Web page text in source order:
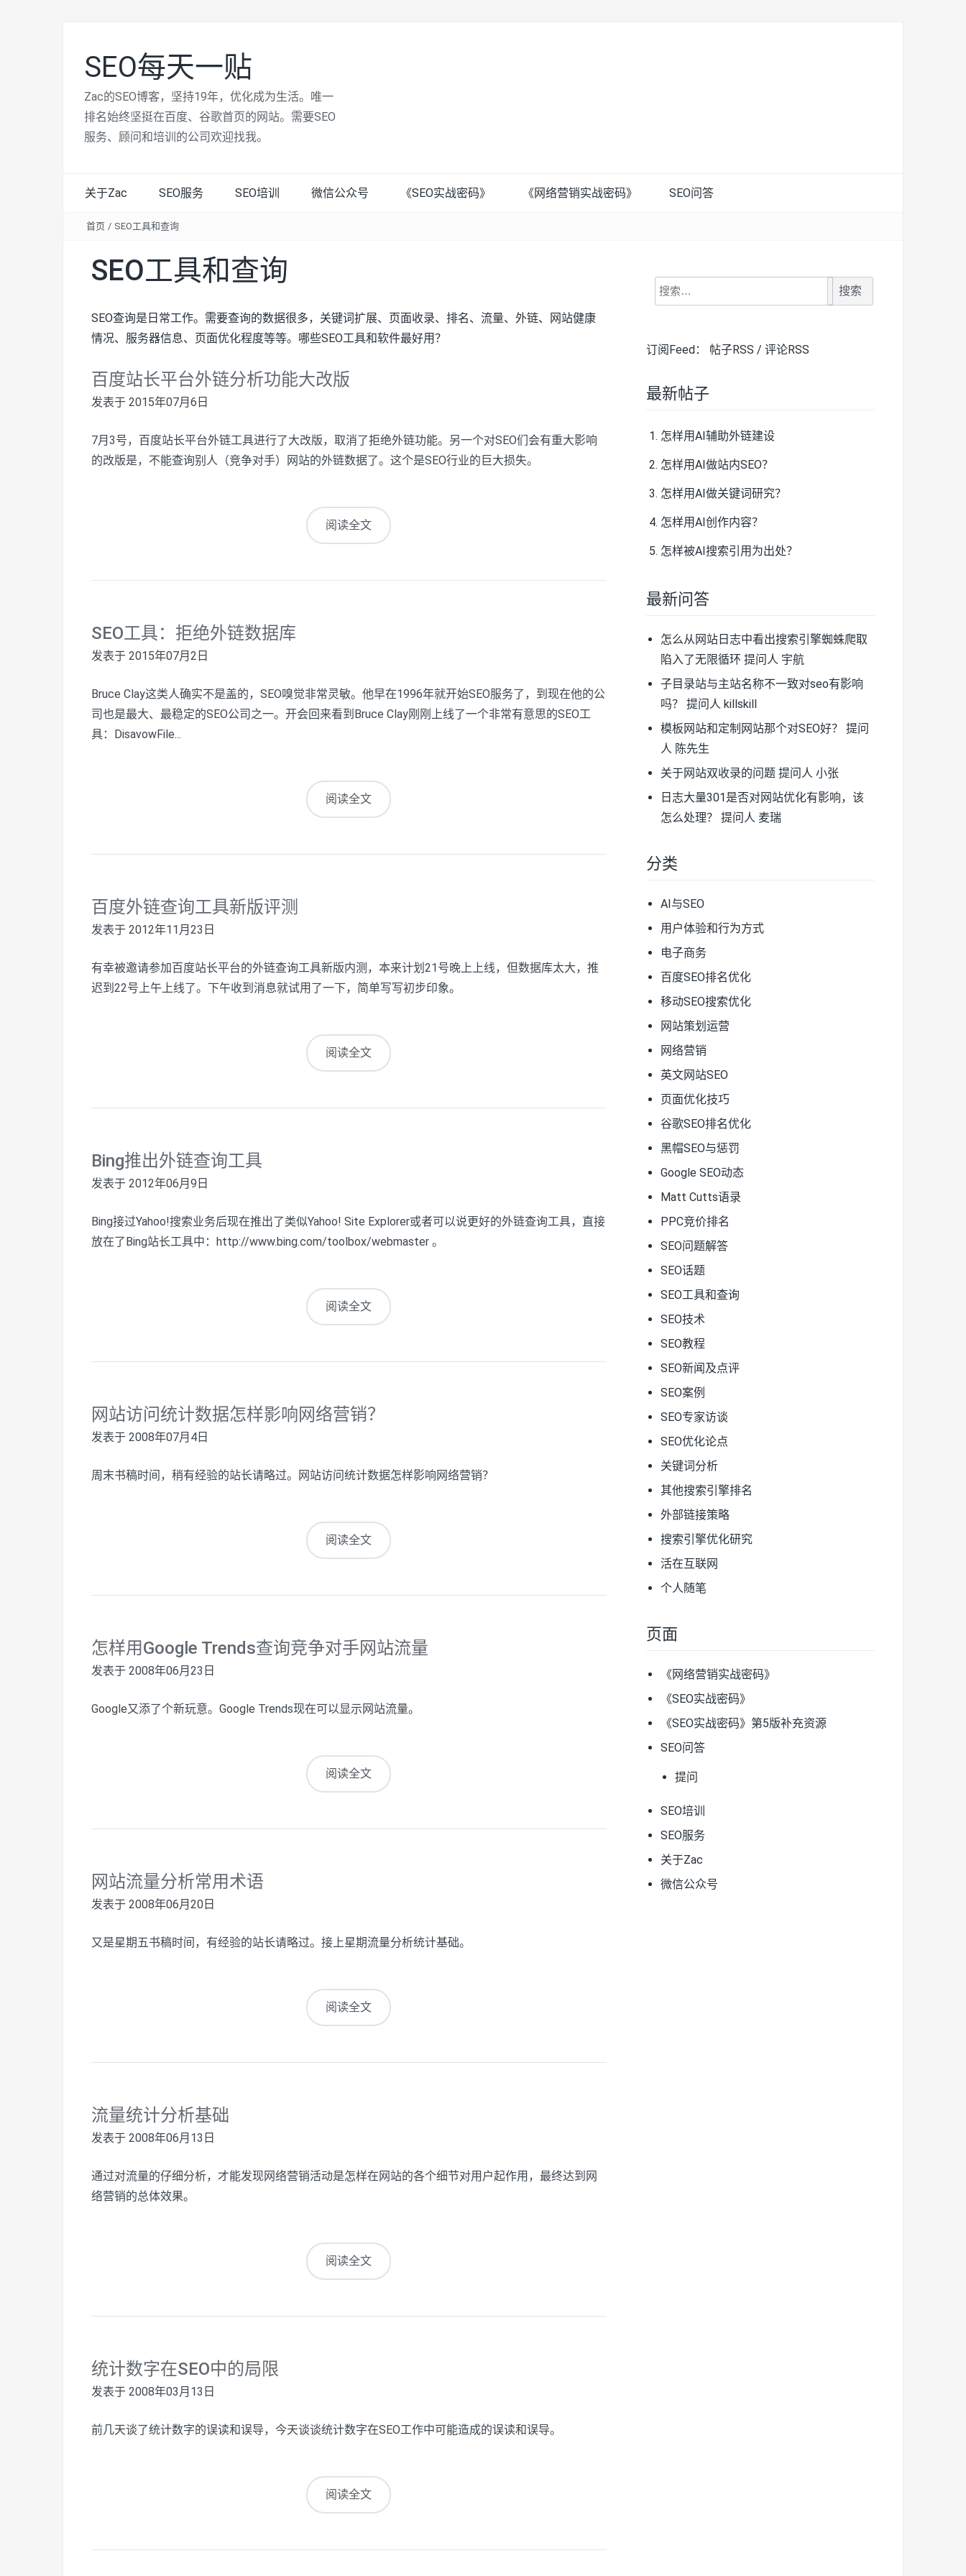
SEO每天一贴
Zac的SEO博客，坚持19年，优化成为生活。唯一
排名始终坚挺在百度、谷歌首页的网站。需要SEO
服务、顾问和培训的公司欢迎找我。
关于Zac SEO服务 SEO培训 微信公众号 《SEO实战密码》 《网络营销实战密码》 SEO问答
首页 / SEO工具和查询
SEO工具和查询
SEO查询是日常工作。需要查询的数据很多，关键词扩展、页面收录、排名、流量、外链、网站健康
情况、服务器信息、页面优化程度等等。哪些SEO工具和软件最好用？
百度站长平台外链分析功能大改版
发表于 2015年07月6日
7月3号，百度站长平台外链工具进行了大改版，取消了拒绝外链功能。另一个对SEO们会有重大影响
的改版是，不能查询别人（竞争对手）网站的外链数据了。这个是SEO行业的巨大损失。
阅读全文
SEO工具：拒绝外链数据库
发表于 2015年07月2日
Bruce Clay这类人确实不是盖的，SEO嗅觉非常灵敏。他早在1996年就开始SEO服务了，到现在他的公
司也是最大、最稳定的SEO公司之一。开会回来看到Bruce Clay刚刚上线了一个非常有意思的SEO工
具：DisavowFile...
阅读全文
百度外链查询工具新版评测
发表于 2012年11月23日
有幸被邀请参加百度站长平台的外链查询工具新版内测，本来计划21号晚上上线，但数据库太大，推
迟到22号上午上线了。下午收到消息就试用了一下，简单写写初步印象。
阅读全文
Bing推出外链查询工具
发表于 2012年06月9日
Bing接过Yahoo!搜索业务后现在推出了类似Yahoo! Site Explorer或者可以说更好的外链查询工具，直接
放在了Bing站长工具中：http://www.bing.com/toolbox/webmaster 。
阅读全文
网站访问统计数据怎样影响网络营销？
发表于 2008年07月4日
周末书稿时间，稍有经验的站长请略过。网站访问统计数据怎样影响网络营销？
阅读全文
怎样用Google Trends查询竞争对手网站流量
发表于 2008年06月23日
Google又添了个新玩意。Google Trends现在可以显示网站流量。
阅读全文
网站流量分析常用术语
发表于 2008年06月20日
又是星期五书稿时间，有经验的站长请略过。接上星期流量分析统计基础。
阅读全文
流量统计分析基础
发表于 2008年06月13日
通过对流量的仔细分析，才能发现网络营销活动是怎样在网站的各个细节对用户起作用，最终达到网
络营销的总体效果。
阅读全文
统计数字在SEO中的局限
发表于 2008年03月13日
前几天谈了统计数字的误读和误导，今天谈谈统计数字在SEO工作中可能造成的误读和误导。
阅读全文
搜
索：
订阅Feed： 帖子RSS / 评论RSS
最新帖子
怎样用AI辅助外链建设
怎样用AI做站内SEO？
怎样用AI做关键词研究？
怎样用AI创作内容？
怎样被AI搜索引用为出处？
最新问答
怎么从网站日志中看出搜索引擎蜘蛛爬取
陷入了无限循环 提问人 宇航
子目录站与主站名称不一致对seo有影响
吗？
提问人 killskill
模板网站和定制网站那个对SEO好？
提问
人 陈先生
关于网站双收录的问题提问人 小张
日志大量301是否对网站优化有影响，该
怎么处理？
提问人 麦瑞
分类
AI与SEO
用户体验和行为方式
电子商务
百度SEO排名优化
移动SEO搜索优化
网站策划运营
网络营销
英文网站SEO
页面优化技巧
谷歌SEO排名优化
黑帽SEO与惩罚
Google SEO动态
Matt Cutts语录
PPC竞价排名
SEO问题解答
SEO话题
SEO工具和查询
SEO技术
SEO教程
SEO新闻及点评
SEO案例
SEO专家访谈
SEO优化论点
关键词分析
其他搜索引擎排名
外部链接策略
搜索引擎优化研究
活在互联网
个人随笔
页面
《网络营销实战密码》
《SEO实战密码》
《SEO实战密码》第5版补充资源
SEO问答
提问
SEO培训
SEO服务
关于Zac
微信公众号